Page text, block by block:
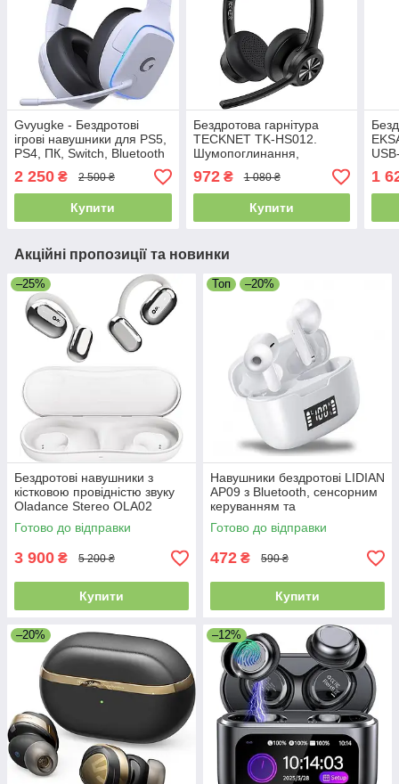
Gvyugke - Бездротові
ігрові навушники для PS5,
PS4, ПК, Switch, Bluetooth
мікрофоном із
шумопоглинанням
2 250 ₴ 2 500 ₴
Купити
Бездротова гарнітура
TECKNET TK-HS012.
Шумопоглинання,
вимкнення звуку, Bluetooth
5.2
972₴ 1 080 ₴
Купити
1
Акційні пропозиції та новинки
–25%
Бездротові навушники з
кістковою провідністю звуку
Oladance Stereo OLA02
Готово до відправки
3 900 ₴ 5 200 ₴
Купити
Топ –20%
Навушники бездротові LIDIAN
AP09 з Bluetooth, сенсорним
керуванням та
шумопоглинанням
Готово до відправки
472 ₴ 590 ₴
Купити
–20% –12%